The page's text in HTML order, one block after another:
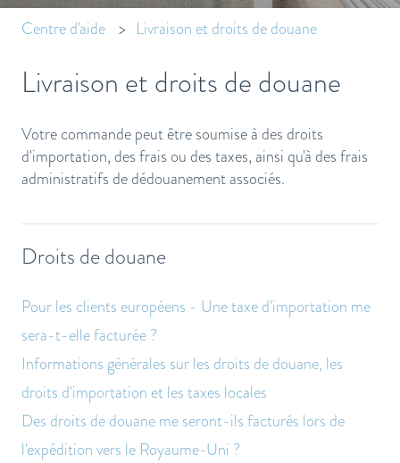
Centre d'aide Livraison et droits de douane
Livraison et droits de douane
Votre commande peut être soumise à des droits
d'importation, des frais ou des taxes, ainsi qu'à des frais
administratifs de dédouanement associés.
Droits de douane
Pour les clients européens - Une taxe d'importation me
sera-t-elle facturée ?
Informations générales sur les droits de douane, les
droits d'importation et les taxes locales
Des droits de douane me seront-ils facturés lors de
l'expédition vers le Royaume-Uni ?